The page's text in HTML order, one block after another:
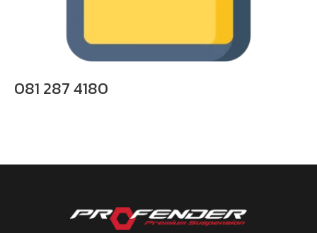
081 287 4180